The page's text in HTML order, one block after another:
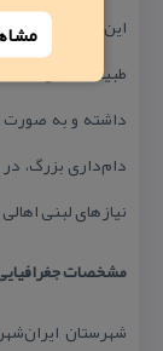
این شهرستان
طبیعت خشن منطقه
داشته و به صورت
دام‌داری بزرگ،
نیازهای لبنی
مشخصات